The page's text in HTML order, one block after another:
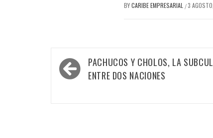
BYCARIBE EMPRESARIAL /3
Navegación
de
PACHUCOS Y CHOLOS, LA
ENTRE DOS NACIONES